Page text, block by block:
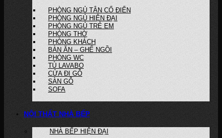
PHÒNG NGỦ TÂN CỔ ĐIỂN
PHÒNG NGỦ HIỆN ĐẠI
PHÒNG NGỦ TRẺ EM
PHÒNG THỜ
PHÒNG KHÁCH
BÀN ĂN – GHẾ NGỒI
PHÒNG WC
TỦ LAVABO
CỬA ĐI GỖ
SÀN GỖ
SOFA
NỘI THẤT NHÀ BẾP
NHÀ BẾP HIỆN ĐẠI